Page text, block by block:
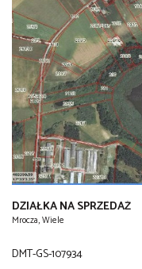
DZIAŁKA NA SPRZEDAŻ
Mrocza, Wiele
DMT-GS-107934